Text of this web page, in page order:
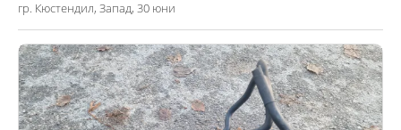
гр. Кюстендил, Запад, 30 юни